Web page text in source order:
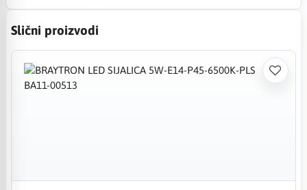
Slični proizvodi